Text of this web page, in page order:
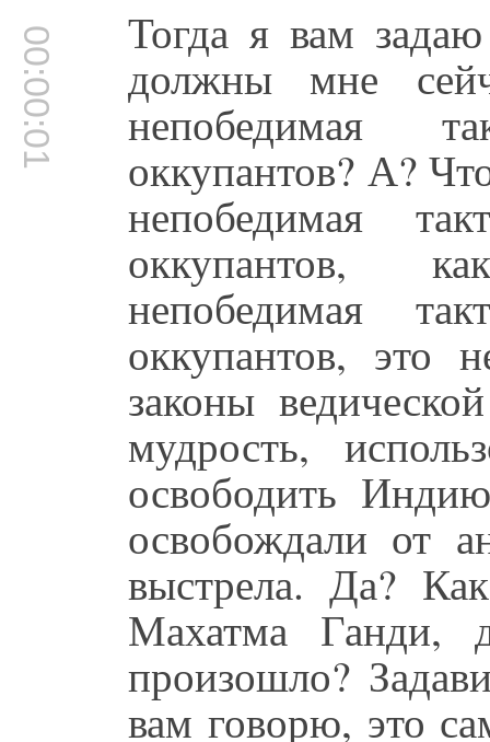
00:00:01 Тогда я вам
должны мне
непобедимая
оккупантов? А?
непобедимая
оккупантов,
непобедимая
оккупантов, это
законы
мудрость,
освободить
освобождали от
выстрела. Да?
Махатма Ганди,
произошло?
вам говорю, это